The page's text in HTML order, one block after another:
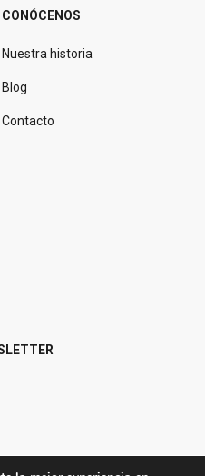
CONÓCENOS
Nuestra historia
Blog
Contacto